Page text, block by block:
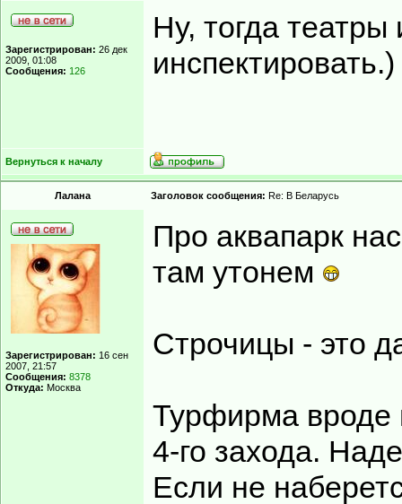
Зарегистрирован: 26 дек
2009, 01:08
Сообщения: 126
Ну, тогда
инспектировать.)
Вернуться к началу
Лалана Заголовок сообщения: Re: В Беларусь
Зарегистрирован: 16 сен
2007, 21:57
Сообщения: 8378
Откуда: Москва
Про аквапарк
там утонем
Строчицы - это
Турфирма вроде
4-го захода.
Если не